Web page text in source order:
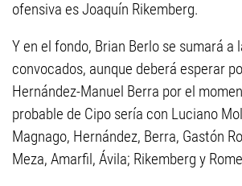
ofensiva es Joaquín Rikemberg.
Y en el fondo, Brian Berlo se sumará a
convocados, aunque deberá esperar
Hernández-Manuel Berra por el
probable de Cipo sería con Luciano
Magnago, Hernández, Berra, Gastón
Meza, Amarfil, Ávila; Rikemberg y